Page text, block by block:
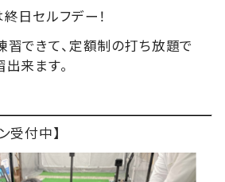
日セルフデー！
できて、定額制の打ち放題で
来ます。
受付中】